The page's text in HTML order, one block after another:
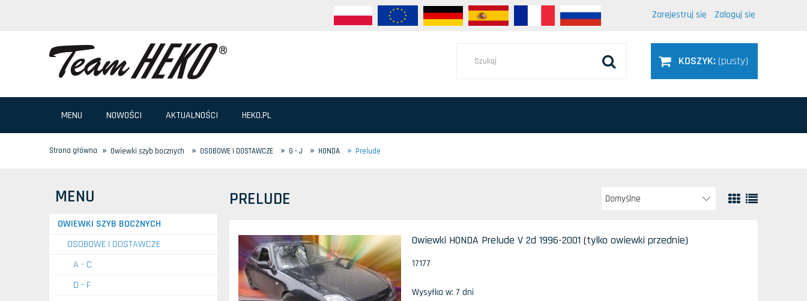
Zarejestruj się Zaloguj się
KOSZYK: (pusty)
MENU NOWOŚCI AKTUALNOŚCI HEKO.PL
Strona główna » Owiewki szyb bocznych » OSOBOWE I DOSTAWCZE » G - J » HONDA » Prelude
MENU
OWIEWKI SZYB BOCZNYCH
OSOBOWE I DOSTAWCZE
A - C
D - F
PRELUDE
Owiewki HONDA Prelude V 2d 1996-2001 (tylko owiewki przednie)
17177
Wysyłka w: 7 dni